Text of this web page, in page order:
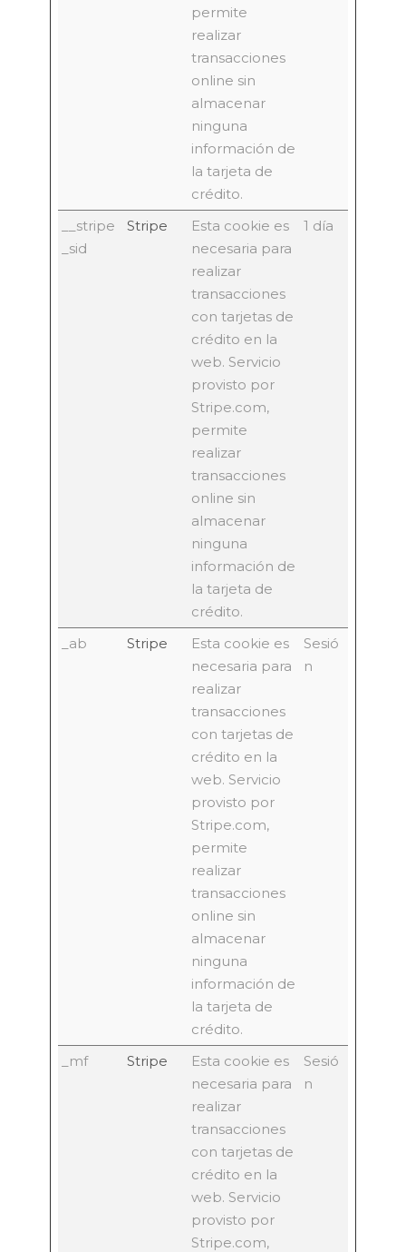
permite
realizar
transacciones
online sin
almacenar
ninguna
información de
la tarjeta de
crédito.
__stripe
_sid
Stripe
Esta cookie es
necesaria para
realizar
transacciones
con tarjetas de
crédito en la
web. Servicio
provisto por
Stripe.com,
permite
realizar
transacciones
online sin
almacenar
ninguna
información de
la tarjeta de
crédito.
1 día
_ab Stripe
Esta cookie es
necesaria para
realizar
transacciones
con tarjetas de
crédito en la
web. Servicio
provisto por
Stripe.com,
permite
realizar
transacciones
online sin
almacenar
ninguna
información de
la tarjeta de
crédito.
Sesió
n
_mf Stripe
Esta cookie es
necesaria para
realizar
transacciones
con tarjetas de
crédito en la
web. Servicio
provisto por
Stripe.com,
Sesió
n